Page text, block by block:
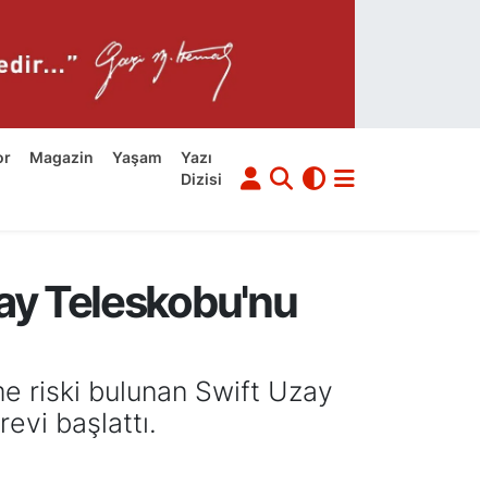
Magazin Yaşam
Yazı
Dizisi
Teleskobu'nu
riski bulunan Swift Uzay
başlattı.